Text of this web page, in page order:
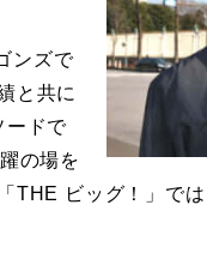
ンズで
と共に
ードで
の場を
THE ビッグ！」で